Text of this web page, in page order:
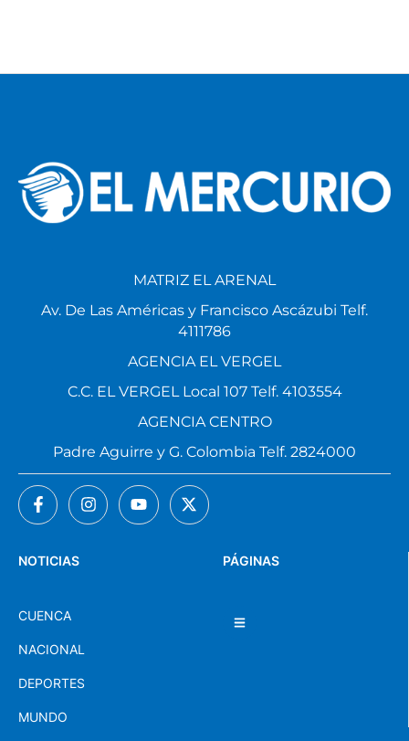
PÁGINAS
NOTICIAS
CUENCA
NACIONAL
DEPORTES
MUNDO
MATRIZ EL ARENAL
Av. De Las Américas y Francisco Ascázubi Telf.
4111786
AGENCIA EL VERGEL
C.C. EL VERGEL Local 107 Telf. 4103554
AGENCIA CENTRO
Padre Aguirre y G. Colombia Telf. 2824000